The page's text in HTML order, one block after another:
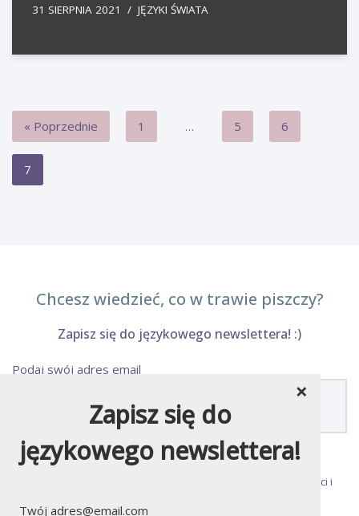
31 SIERPNIA 2021 JĘZYKI ŚWIATA
« Poprzednie 1 … 5 6
7
Chcesz wiedzieć, co w trawie piszczy?
Zapisz się do językowego newslettera! :)
Podaj swój adres email
Politykę Prywatności i
Zapisz się do
językowego newslettera!
Twój adres@email.com
×